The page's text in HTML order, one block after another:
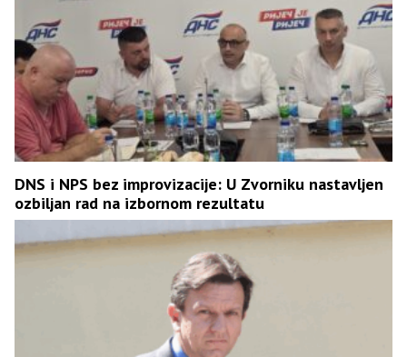
DNS i NPS bez improvizacije: U Zvorniku nastavljen
ozbiljan rad na izbornom rezultatu